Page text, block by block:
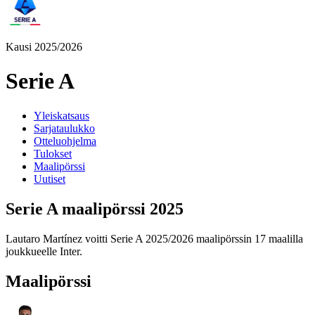
Kausi 2025/2026
Serie A
Yleiskatsaus
Sarjataulukko
Otteluohjelma
Tulokset
Maalipörssi
Uutiset
Serie A maalipörssi 2025
Lautaro Martínez voitti Serie A 2025/2026 maalipörssin 17 maalilla
joukkueelle Inter.
Maalipörssi